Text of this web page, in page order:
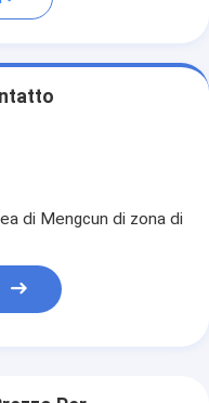
di Mengcun di zona di